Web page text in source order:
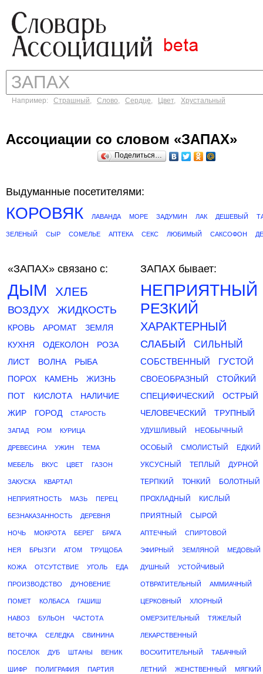
Например: Страшный, Слово, Сердце, Цвет, Хрустальный
Ассоциации со словом «ЗАПАХ»
Поделиться…
Выдуманные посетителями:
КОРОВЯК ЛАВАНДА МОРЕ ЗАДУМИН ЛАК ДЕШЕВЫЙ
ЗЕЛЕНЫЙ СЫР СОМЕЛЬЕ АПТЕКА СЕКС ЛЮБИМЫЙ САКСОФОН
«ЗАПАХ» связано с:
ДЫМ ХЛЕБ
ВОЗДУХ ЖИДКОСТЬ
КРОВЬ АРОМАТ
ЗЕМЛЯ
КУХНЯ
ОДЕКОЛОН
РОЗА
ЛИСТ
ВОЛНА
РЫБА
ПОРОХ
КАМЕНЬ
ЖИЗНЬ
ПОТ
КИСЛОТА
НАЛИЧИЕ
ЖИР
ГОРОД СТАРОСТЬ
ЗАПАД РОМ КУРИЦА
ДРЕВЕСИНА УЖИН ТЕМА
МЕБЕЛЬ ВКУС ЦВЕТ ГАЗОН
ЗАКУСКА КВАРТАЛ
НЕПРИЯТНОСТЬ МАЗЬ ПЕРЕЦ
БЕЗНАКАЗАННОСТЬ ДЕРЕВНЯ
НОЧЬ МОКРОТА БЕРЕГ БРАГА
НЕЯ БРЫЗГИ АТОМ ТРУЩОБА
КОЖА ОТСУТСТВИЕ УГОЛЬ ЕДА
ПРОИЗВОДСТВО ДУНОВЕНИЕ
ПОМЕТ КОЛБАСА ГАШИШ
НАВОЗ БУЛЬОН ЧАСТОТА
ВЕТОЧКА СЕЛЕДКА СВИНИНА
ПОСЕЛОК ДУБ ШТАНЫ ВЕНИК
ШИФР ПОЛИГРАФИЯ ПАРТИЯ
ЗАПАХ бывает:
НЕПРИЯТНЫЙ
РЕЗКИЙ
ХАРАКТЕРНЫЙ
СЛАБЫЙ
СИЛЬНЫЙ
СОБСТВЕННЫЙ
ГУСТОЙ
СВОЕОБРАЗНЫЙ
СТОЙКИЙ
СПЕЦИФИЧЕСКИЙ
ОСТРЫЙ
ЧЕЛОВЕЧЕСКИЙ
ТРУПНЫЙ
УДУШЛИВЫЙ НЕОБЫЧНЫЙ
ОСОБЫЙ СМОЛИСТЫЙ ЕДКИЙ
УКСУСНЫЙ ТЕПЛЫЙ ДУРНОЙ
ТЕРПКИЙ ТОНКИЙ БОЛОТНЫЙ
ПРОХЛАДНЫЙ КИСЛЫЙ
ПРИЯТНЫЙ СЫРОЙ
АПТЕЧНЫЙ СПИРТОВОЙ
ЭФИРНЫЙ ЗЕМЛЯНОЙ МЕДОВЫЙ
ДУШНЫЙ УСТОЙЧИВЫЙ
ОТВРАТИТЕЛЬНЫЙ АММИАЧНЫЙ
ЦЕРКОВНЫЙ ХЛОРНЫЙ
ОМЕРЗИТЕЛЬНЫЙ ТЯЖЕЛЫЙ
ЛЕКАРСТВЕННЫЙ
ВОСХИТИТЕЛЬНЫЙ ТАБАЧНЫЙ
ЛЕТНИЙ ЖЕНСТВЕННЫЙ МЯГКИЙ